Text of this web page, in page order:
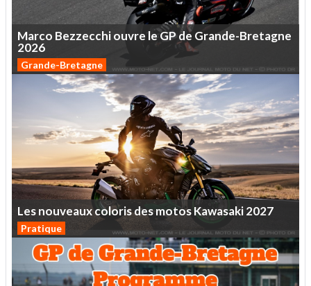
Marco Bezzecchiouvre leGPde Grande-Bretagne
2026
Grande-Bretagne
LesnouveauxcolorisdesmotosKawasaki2027
Pratique